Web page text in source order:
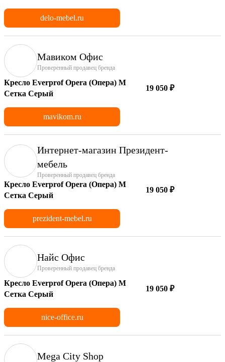
delo-mebel.ru
Мавиком Офис
Проверенный продавец бренда
Кресло Everprof Opera (Опера) M
Сетка Серый
19 050 ₽
mavikom.ru
Интернет-магазин Президент-
мебель
Проверенный продавец бренда
Кресло Everprof Opera (Опера) M
Сетка Серый
19 050 ₽
prezident-mebel.ru
Найс Офис
Проверенный продавец бренда
Кресло Everprof Opera (Опера) M
Сетка Серый
19 050 ₽
nice-office.ru
Mega City Shop